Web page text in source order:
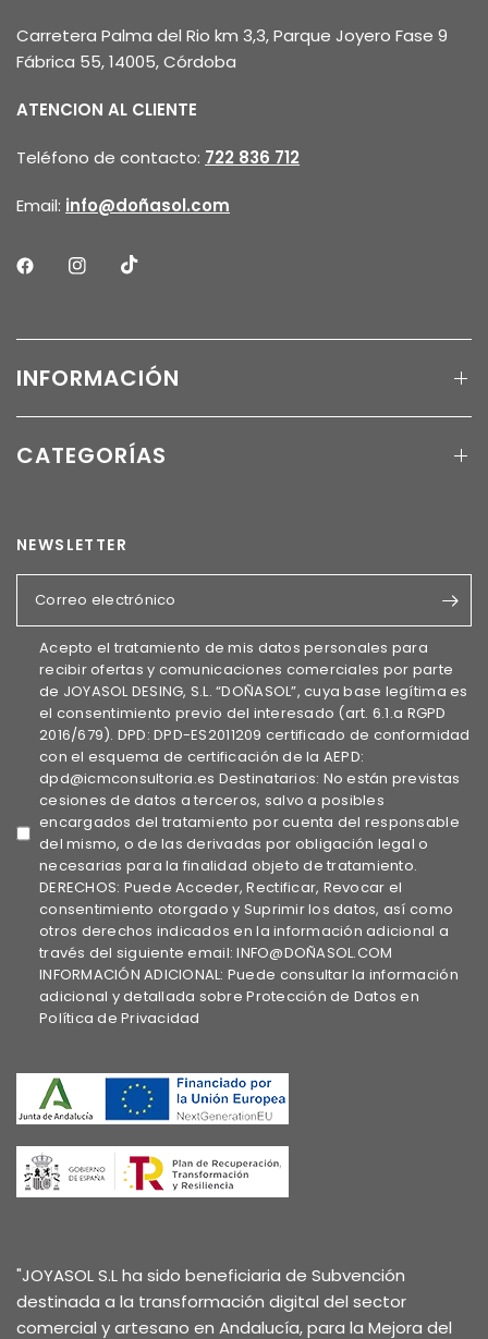
Carretera Palma del Rio km 3,3, Parque Joyero Fase 9
Fábrica 55, 14005, Córdoba
ATENCION AL CLIENTE
Teléfono de contacto: 722 836 712
Email: info@doñasol.com
INFORMACIÓN
CATEGORÍAS
NEWSLETTER
Correo electrónico
Acepto el tratamiento de mis datos personales para
recibir ofertas y comunicaciones comerciales por parte
de JOYASOL DESING, S.L. “DOÑASOL”, cuya base legítima es
el consentimiento previo del interesado (art. 6.1.a RGPD
2016/679). DPD: DPD-ES2011209 certificado de conformidad
con el esquema de certificación de la AEPD:
dpd@icmconsultoria.es Destinatarios: No están previstas
cesiones de datos a terceros, salvo a posibles
encargados del tratamiento por cuenta del responsable
del mismo, o de las derivadas por obligación legal o
necesarias para la finalidad objeto de tratamiento.
DERECHOS: Puede Acceder, Rectificar, Revocar el
consentimiento otorgado y Suprimir los datos, así como
otros derechos indicados en la información adicional a
través del siguiente email: INFO@DOÑASOL.COM
INFORMACIÓN ADICIONAL: Puede consultar la información
adicional y detallada sobre Protección de Datos en
Política de Privacidad
"JOYASOL S.L ha sido beneficiaria de Subvención
destinada a la transformación digital del sector
comercial y artesano en Andalucía, para la Mejora del